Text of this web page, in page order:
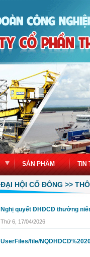
SẢN PHẨM TIN
ĐẠI HỘI CỔ ĐÔNG >>
Nghị quyết ĐHĐCĐ thường
Thứ 6, 17/04/2026
UserFiles/file/